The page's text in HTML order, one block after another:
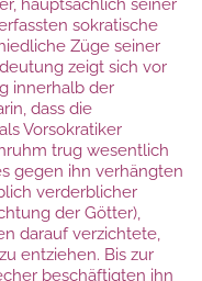
hauptsächlich seiner
sokratische
Züge seiner
zeigt sich vor
innerhalb der
dass die
Vorsokratiker
trug wesentlich
gegen ihn verhängten
verderblicher
der Götter),
darauf verzichtete,
entziehen. Bis zur
beschäftigten ihn